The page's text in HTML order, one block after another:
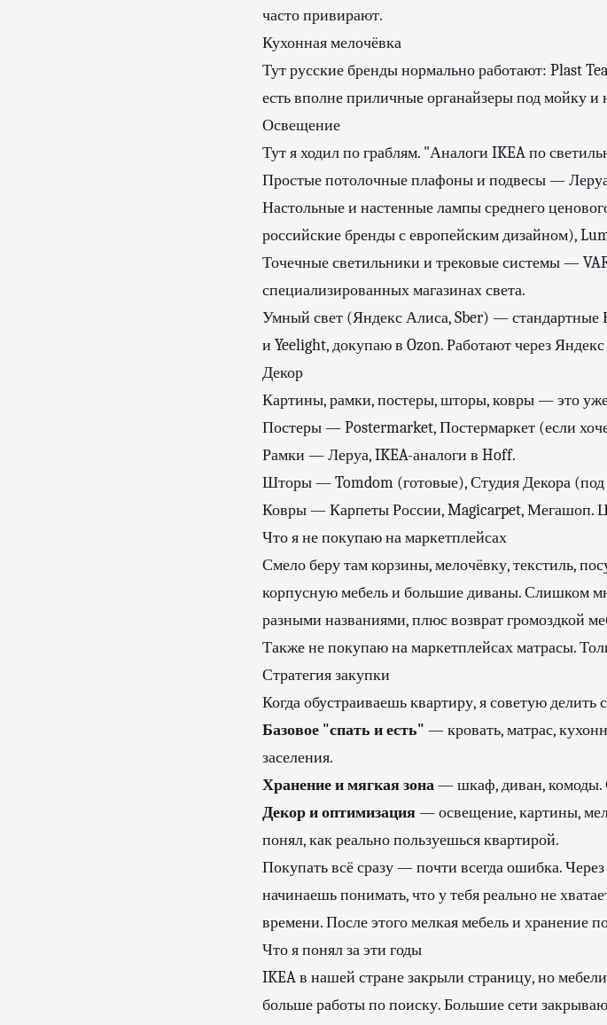
часто привирают.
Кухонная мелочёвка
Тут русские бренды нормально работают: Plast
есть вполне приличные органайзеры под мойку и
Освещение
Тут я ходил по граблям. "Аналоги IKEA по
Простые потолочные плафоны и подвесы —
Настольные и настенные лампы среднего
российские бренды с европейским дизайном),
Точечные светильники и трековые системы —
специализированных магазинах света.
Умный свет (Яндекс Алиса, Sber) —
и Yeelight, докупаю в Ozon. Работают через
Декор
Картины, рамки, постеры, шторы, ковры — это уже
Постеры — Postermarket, Постермаркет (если
Рамки — Леруа, IKEA-аналоги в Hoff.
Шторы — Tomdom (готовые), Студия Декора (под
Ковры — Карпеты России, Magicarpet, Мегашоп.
Что я не покупаю на маркетплейсах
Смело беру там корзины, мелочёвку, текстиль,
корпусную мебель и большие диваны. Слишком
разными названиями, плюс возврат громоздкой
Также не покупаю на маркетплейсах матрасы.
Стратегия закупки
Когда обустраиваешь квартиру, я советую делить
Базовое "спать и есть" — кровать, матрас,
заселения.
Хранение и мягкая зона— шкаф, диван, комоды.
Декор и оптимизация— освещение, картины,
понял, как реально пользуешься квартирой.
Покупать всё сразу — почти всегда ошибка.
начинаешь понимать, что у тебя реально не
времени. После этого мелкая мебель и хранение
Что я понял за эти годы
IKEA в нашей стране закрыли страницу, но
больше работы по поиску. Большие сети